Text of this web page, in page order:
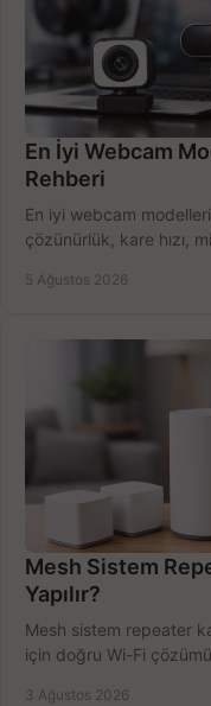
En İyi Webcam
Rehberi
En iyi webcam
çözünürlük, kare hızı,
5 Ağustos 2026
Mesh Sistem
Yapılır?
Mesh sistem repeater
için doğru Wi-Fi
3 Ağustos 2026